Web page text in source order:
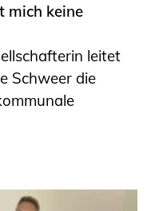
und
IK-Bau
Schüler
mich keine
leitet
Schweer die